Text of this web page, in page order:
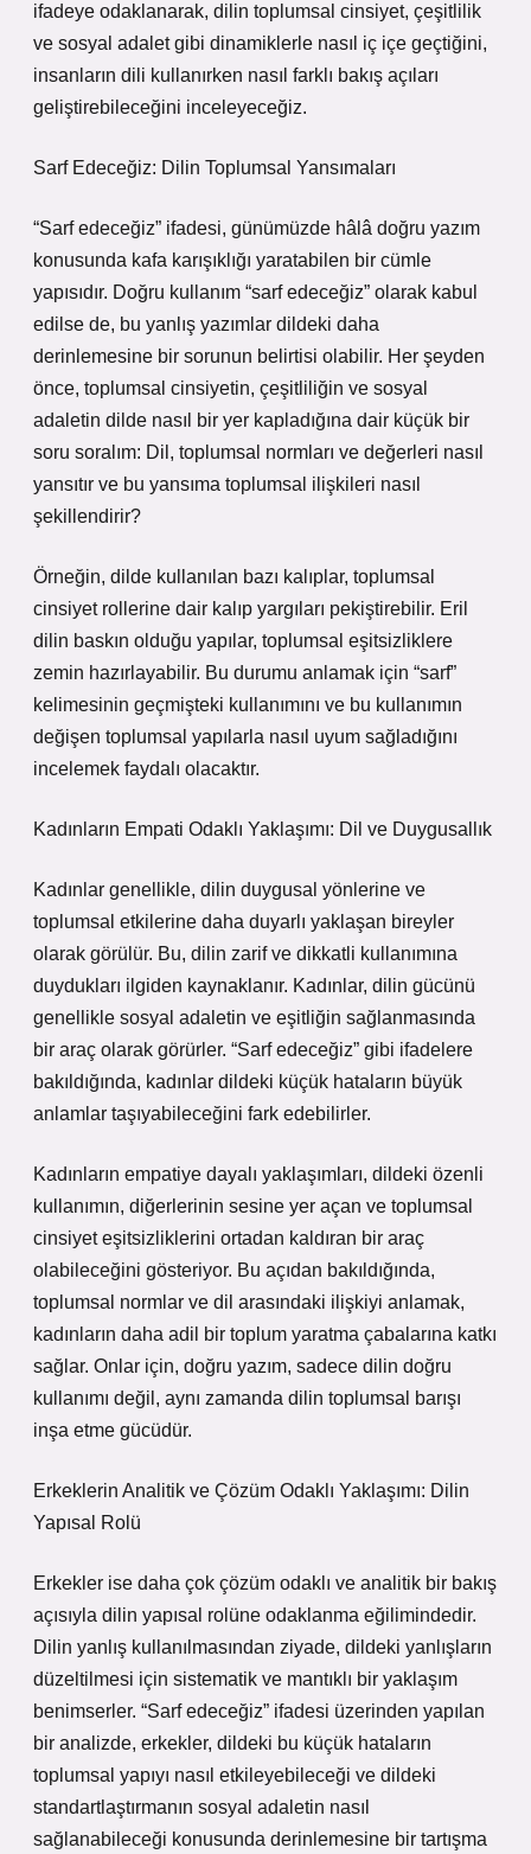
ifadeye odaklanarak, dilin toplumsal cinsiyet, çeşitlilik
ve sosyal adalet gibi dinamiklerle nasıl iç içe geçtiğini,
insanların dili kullanırken nasıl farklı bakış açıları
geliştirebileceğini inceleyeceğiz.
Sarf Edeceğiz: Dilin Toplumsal Yansımaları
“Sarf edeceğiz” ifadesi, günümüzde hâlâ doğru yazım
konusunda kafa karışıklığı yaratabilen bir cümle
yapısıdır. Doğru kullanım “sarf edeceğiz” olarak kabul
edilse de, bu yanlış yazımlar dildeki daha
derinlemesine bir sorunun belirtisi olabilir. Her şeyden
önce, toplumsal cinsiyetin, çeşitliliğin ve sosyal
adaletin dilde nasıl bir yer kapladığına dair küçük bir
soru soralım: Dil, toplumsal normları ve değerleri nasıl
yansıtır ve bu yansıma toplumsal ilişkileri nasıl
şekillendirir?
Örneğin, dilde kullanılan bazı kalıplar, toplumsal
cinsiyet rollerine dair kalıp yargıları pekiştirebilir. Eril
dilin baskın olduğu yapılar, toplumsal eşitsizliklere
zemin hazırlayabilir. Bu durumu anlamak için “sarf”
kelimesinin geçmişteki kullanımını ve bu kullanımın
değişen toplumsal yapılarla nasıl uyum sağladığını
incelemek faydalı olacaktır.
Kadınların Empati Odaklı Yaklaşımı: Dil ve Duygusallık
Kadınlar genellikle, dilin duygusal yönlerine ve
toplumsal etkilerine daha duyarlı yaklaşan bireyler
olarak görülür. Bu, dilin zarif ve dikkatli kullanımına
duydukları ilgiden kaynaklanır. Kadınlar, dilin gücünü
genellikle sosyal adaletin ve eşitliğin sağlanmasında
bir araç olarak görürler. “Sarf edeceğiz” gibi ifadelere
bakıldığında, kadınlar dildeki küçük hataların büyük
anlamlar taşıyabileceğini fark edebilirler.
Kadınların empatiye dayalı yaklaşımları, dildeki özenli
kullanımın, diğerlerinin sesine yer açan ve toplumsal
cinsiyet eşitsizliklerini ortadan kaldıran bir araç
olabileceğini gösteriyor. Bu açıdan bakıldığında,
toplumsal normlar ve dil arasındaki ilişkiyi anlamak,
kadınların daha adil bir toplum yaratma çabalarına katkı
sağlar. Onlar için, doğru yazım, sadece dilin doğru
kullanımı değil, aynı zamanda dilin toplumsal barışı
inşa etme gücüdür.
Erkeklerin Analitik ve Çözüm Odaklı Yaklaşımı: Dilin
Yapısal Rolü
Erkekler ise daha çok çözüm odaklı ve analitik bir bakış
açısıyla dilin yapısal rolüne odaklanma eğilimindedir.
Dilin yanlış kullanılmasından ziyade, dildeki yanlışların
düzeltilmesi için sistematik ve mantıklı bir yaklaşım
benimserler. “Sarf edeceğiz” ifadesi üzerinden yapılan
bir analizde, erkekler, dildeki bu küçük hataların
toplumsal yapıyı nasıl etkileyebileceği ve dildeki
standartlaştırmanın sosyal adaletin nasıl
sağlanabileceği konusunda derinlemesine bir tartışma